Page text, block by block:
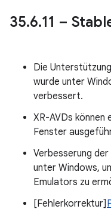
35.6.11 –
Die
wurde unter
verbessert.
XR-AVDs können
Fenster
Verbesserung
unter Windows,
Emulators zu
[Fehlerkorrektur]